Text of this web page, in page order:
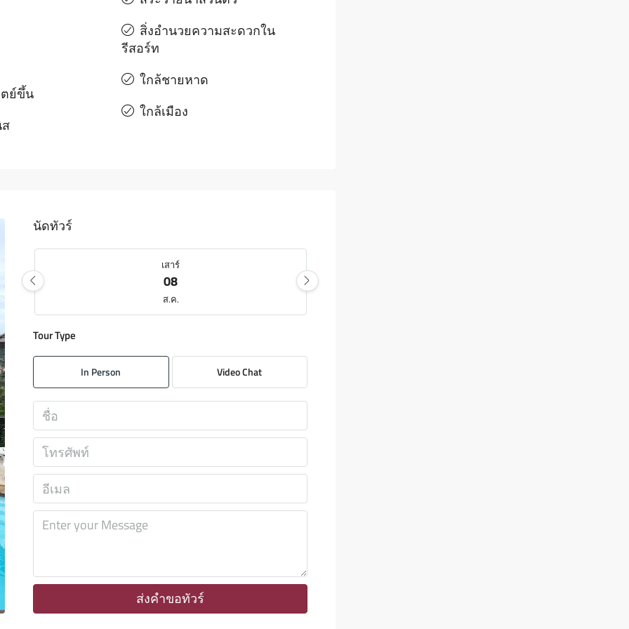
ย์ขึ้น
สิ่งอํานวยความสะดวกใน
รีสอร์ท
ใกล้ชายหาด
ใกล้เมือง
นัดทัวร์
เสาร์
08
ส.ค.
09
10
11
12
ส.ค.
Tour Type
In Person Video Chat
ส่งคำขอทัวร์